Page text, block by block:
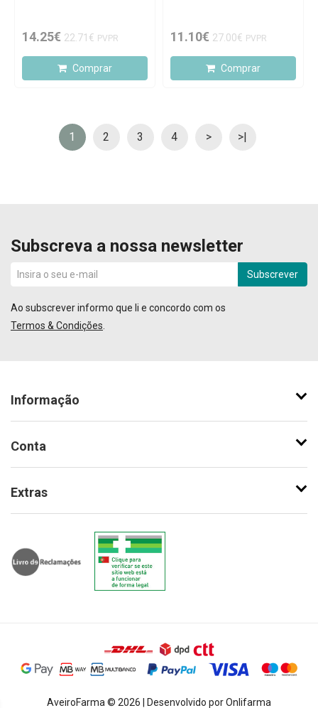
14.25€ 22.71€ PVPR
Comprar
11.10€ 27.00€ PVPR
Comprar
1 2 3 4 > >|
Subscreva a nossa newsletter
Subscrever
Ao subscrever informo que li e concordo com os
Termos & Condições
Informação
Conta
Extras
AveiroFarma © 2026 | Desenvolvido por Onlifarma